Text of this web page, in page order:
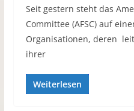
Seit gestern steht das
Committee (AFSC) auf
Organisationen, deren
ihrer
Weiterlesen